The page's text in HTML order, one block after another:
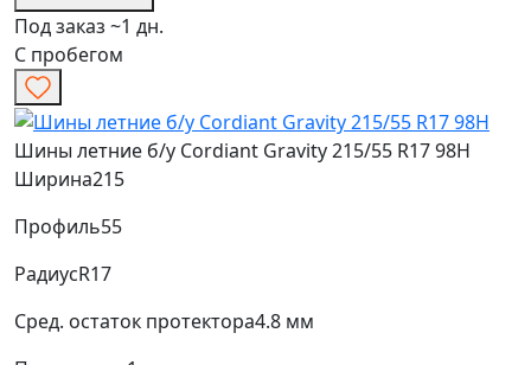
Под заказ ~1 дн.
С пробегом
Шины летние б/у Cordiant Gravity 215/55 R17 98H
Ширина215
Профиль55
РадиусR17
Сред. остаток протектора4.8 мм